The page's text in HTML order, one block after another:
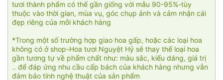
tươi thành phẩm có thể gần giống với mẫu 90-95%-tùy
thuộc vào thời gian, mùa vụ, góc chụp ảnh và cảm nhận cái
đẹp riêng của mỗi khách hàng
*Trong một số trường hợp giao hoa gấp, hoặc các loại hoa
không có ở shop-Hoa tươi Nguyệt Hỷ sẽ thay thế loại hoa
gần tương tự về phẩm chất như: màu sắc, kiểu dáng, giá trị
.. để đáp ứng nhu cầu cấp bách của khách hàng nhưng vẫn
đảm bảo tính nghệ thuật của sản phẩm